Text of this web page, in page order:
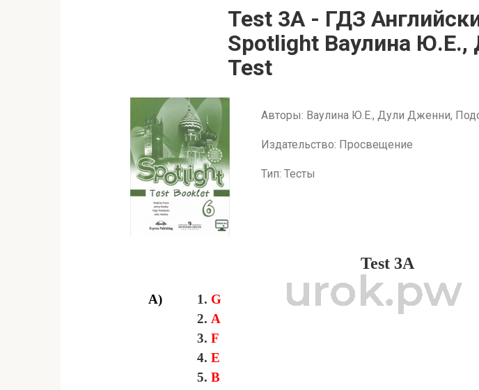
Test 3A - ГДЗ
Spotlight Ваулина
Test
Авторы: Ваулина Ю.Е., Дули Дженни,
Издательство: Просвещение
Тип: Тесты
Test 3A
A) 1. G
2. A
3.F
4.E
5.В